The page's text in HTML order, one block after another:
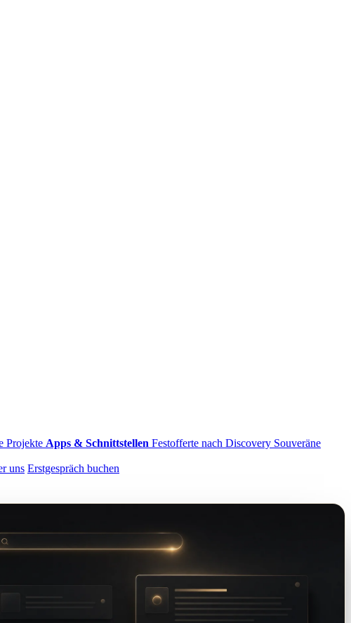
Projekte Apps & Schnittstellen Festofferte nach Discovery Souveräne
uns Erstgespräch buchen